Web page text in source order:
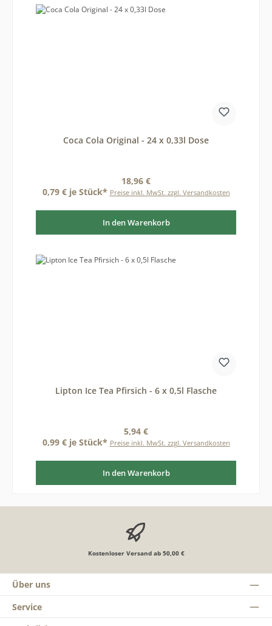
Coca Cola Original - 24 x 0,33l Dose
Regulärer Preis:
18,96 €
0,79 € je Stück* Preise inkl. MwSt. zzgl. Versandkosten
In den Warenkorb
Lipton Ice Tea Pfirsich - 6 x 0,5l Flasche
Regulärer Preis:
5,94 €
0,99 € je Stück* Preise inkl. MwSt. zzgl. Versandkosten
In den Warenkorb
Kostenloser Versand ab 50,00 €
Über uns
Service